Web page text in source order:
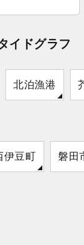
イドグラフ
北泊漁港
伊豆町 磐田